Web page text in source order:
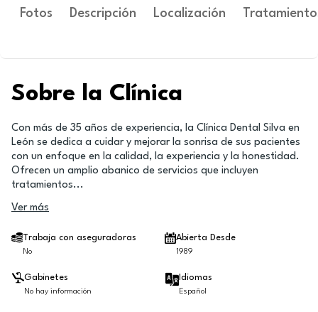
Fotos Descripción Localización
Sobre la Clínica
Con más de 35 años de experiencia, la Clínica Dental Silva en
León se dedica a cuidar y mejorar la sonrisa de sus pacientes
con un enfoque en la calidad, la experiencia y la honestidad.
Ofrecen un amplio abanico de servicios que incluyen
tratamientos...
Ver más
Trabaja con aseguradoras
No
Abierta Desde
1989
Gabinetes
No hay información
Idiomas
Español